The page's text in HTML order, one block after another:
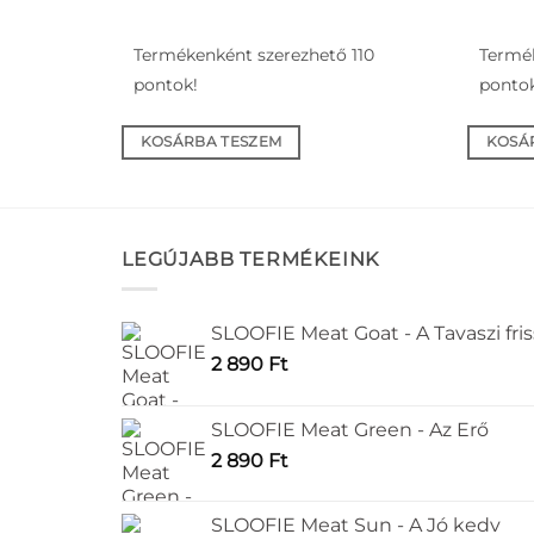
Termékenként szerezhető 110
pontok!
KOSÁRBA TESZEM
LEGÚJABB TERMÉKEINK
SLOOFIE Meat Goat - A Tavaszi
2 890 Ft
SLOOFIE Meat Green - Az Erő
2 890 Ft
SLOOFIE Meat Sun - A Jó kedv